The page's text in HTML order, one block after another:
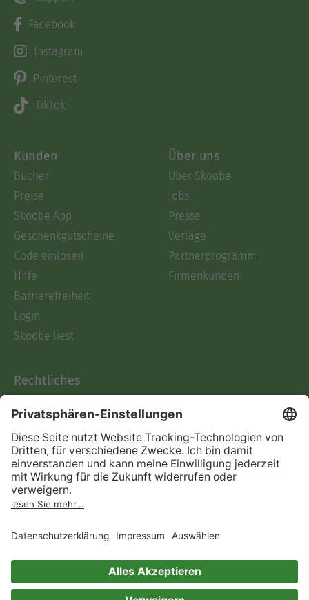
Facebook
Instagram
Pinterest
TikTok
Kunden
Bücher
Preise
Skoobe App
Geschenkgutscheine
Code einlösen
Hilfe
Barrierefreiheit
Login
Skoobe liest
Über uns
Über Skoobe
Jobs
Presse
Verlage
Partnerprogramm
Firmenkunden
Rechtliches
AGB
Informationen nach Data
Act
Verträge hier kündigen
Impressum
Immer ein gutes Buch